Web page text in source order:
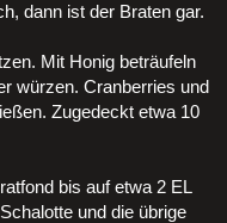
dann ist der Braten gar.
Mit Honig beträufeln
würzen. Cranberries und
Zugedeckt etwa 10
bis auf etwa 2 EL
und die übrige